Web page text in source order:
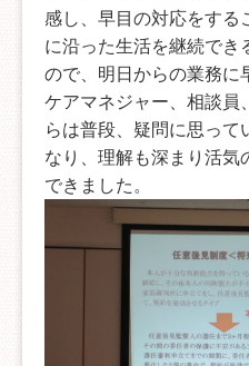
感し、早目の対応をする
に沿った生活を継続でき
ので、明日からの業務に
ケアマネジャー、相談員
らは普段、疑問に思って
なり、理解も深まり活気
できました。